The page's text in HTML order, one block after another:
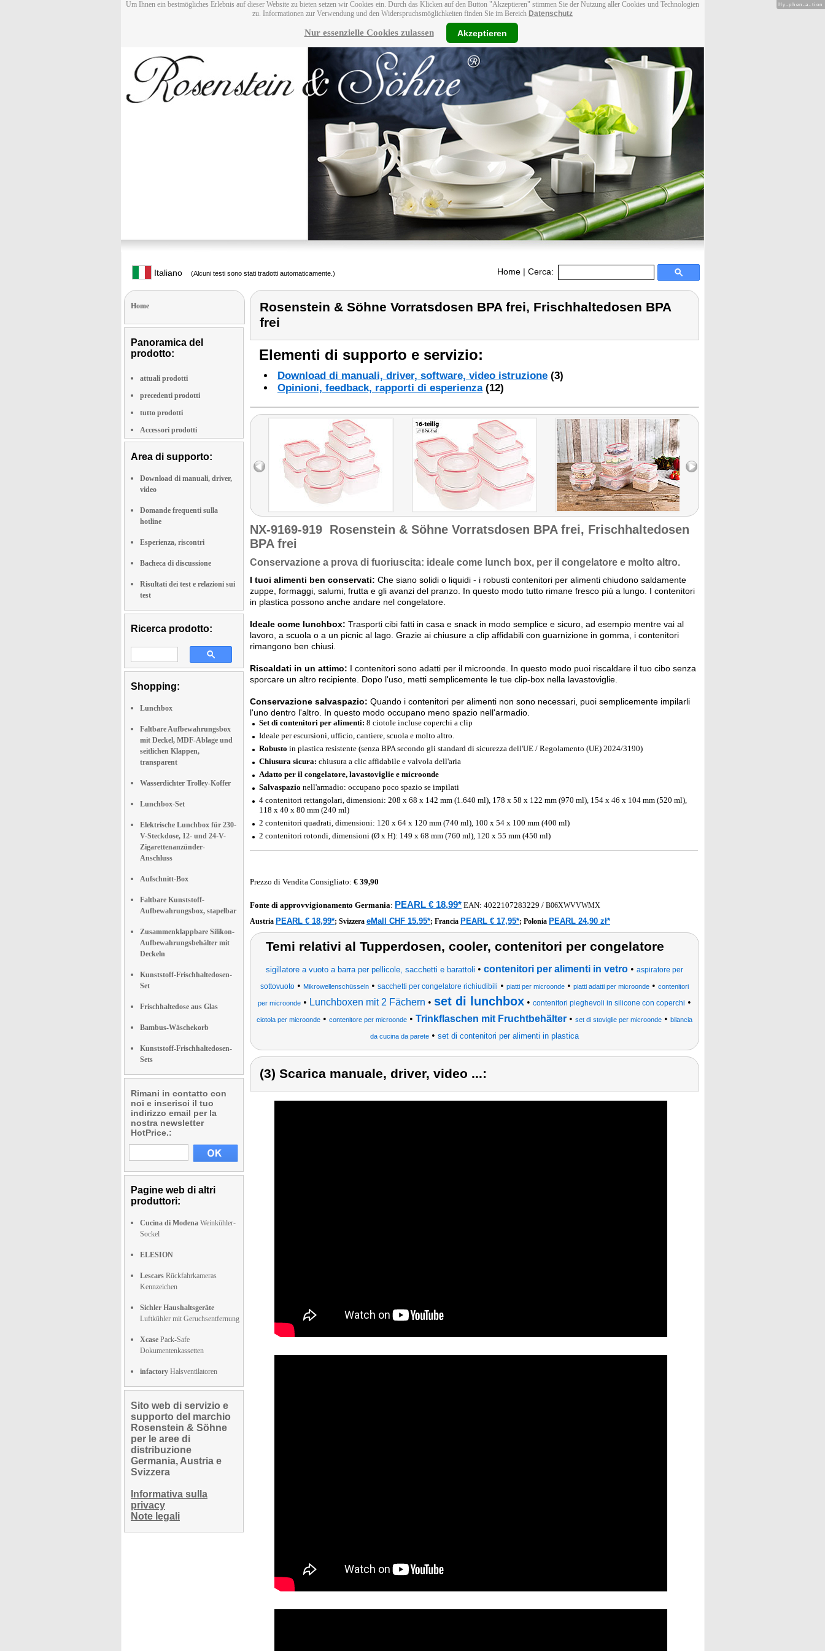
Um Ihnen ein bestmögliches Erlebnis auf dieser Website zu bieten setzen wir Cookies ein. Durch das Klicken auf den Button "Akzeptieren" stimmen Sie der Nutzung aller Cookies und Technologien
zu. Informationen zur Verwendung und den Widerspruchsmöglichkeiten finden Sie im Bereich Datenschutz
Nur essenzielle Cookies zulassen Akzeptieren
Italiano (Alcuni testi sono stati tradotti automaticamente.) Home | Cerca:
Home
Panoramica del
prodotto:
attuali prodotti
precedenti prodotti
tutto prodotti
Accessori prodotti
Area di supporto:
Download di manuali, driver,
video
Domande frequenti sulla
hotline
Esperienza, riscontri
Bacheca di discussione
Risultati dei test e relazioni sui
test
Ricerca prodotto:
Shopping:
Lunchbox
Faltbare Aufbewahrungsbox
mit Deckel, MDF-Ablage und
seitlichen Klappen,
transparent
Wasserdichter Trolley-Koffer
Lunchbox-Set
Elektrische Lunchbox für 230-
V-Steckdose, 12- und 24-V-
Zigarettenanzünder-
Anschluss
Aufschnitt-Box
Faltbare Kunststoff-
Aufbewahrungsbox, stapelbar
Zusammenklappbare Silikon-
Aufbewahrungsbehälter mit
Deckeln
Kunststoff-Frischhaltedosen-
Set
Frischhaltedose aus Glas
Bambus-Wäschekorb
Kunststoff-Frischhaltedosen-
Sets
Rimani in contatto con
noi e inserisci il tuo
indirizzo email per la
nostra newsletter
HotPrice.:
Pagine web di altri
produttori:
Cucina di Modena Weinkühler-
Sockel
ELESION
Lescars Rückfahrkameras
Kennzeichen
Sichler Haushaltsgeräte
Luftkühler mit Geruchsentfernung
Xcase Pack-Safe
Dokumentenkassetten
infactory Halsventilatoren
Sito web di servizio e
supporto del marchio
Rosenstein & Söhne
per le aree di
distribuzione
Germania, Austria e
Svizzera
Informativa sulla
privacy
Note legali
Rosenstein & Söhne Vorratsdosen BPA frei, Frischhaltedosen BPA
frei
Elementi di supporto e servizio:
Download di manuali, driver, software, video istruzione (3)
Opinioni, feedback, rapporti di esperienza(12)
NX-9169-919 Rosenstein & Söhne Vorratsdosen BPA frei, Frischhaltedosen
BPA frei
Conservazione a prova di fuoriuscita: ideale come lunch box, per il congelatore e molto altro.
I tuoi alimenti ben conservati: Che siano solidi o liquidi - i robusti contenitori per alimenti chiudono saldamente
zuppe, formaggi, salumi, frutta e gli avanzi del pranzo. In questo modo tutto rimane fresco più a lungo. I contenitori
in plastica possono anche andare nel congelatore.
Ideale come lunchbox: Trasporti cibi fatti in casa e snack in modo semplice e sicuro, ad esempio mentre vai al
lavoro, a scuola o a un picnic al lago. Grazie ai chiusure a clip affidabili con guarnizione in gomma, i contenitori
rimangono ben chiusi.
Riscaldati in un attimo: I contenitori sono adatti per il microonde. In questo modo puoi riscaldare il tuo cibo senza
sporcare un altro recipiente. Dopo l'uso, metti semplicemente le tue clip-box nella lavastoviglie.
Conservazione salvaspazio: Quando i contenitori per alimenti non sono necessari, puoi semplicemente impilarli
l'uno dentro l'altro. In questo modo occupano meno spazio nell'armadio.
Set di contenitori per alimenti: 8 ciotole incluse coperchi a clip
Ideale per escursioni, ufficio, cantiere, scuola e molto altro.
Robusto in plastica resistente (senza BPA secondo gli standard di sicurezza dell'UE / Regolamento (UE) 2024/3190)
Chiusura sicura: chiusura a clic affidabile e valvola dell'aria
Adatto per il congelatore, lavastoviglie e microonde
Salvaspazio nell'armadio: occupano poco spazio se impilati
4 contenitori rettangolari, dimensioni: 208 x 68 x 142 mm (1.640 ml), 178 x 58 x 122 mm (970 ml), 154 x 46 x 104 mm (520 ml),
118 x 40 x 80 mm (240 ml)
2 contenitori quadrati, dimensioni: 120 x 64 x 120 mm (740 ml), 100 x 54 x 100 mm (400 ml)
2 contenitori rotondi, dimensioni (Ø x H): 149 x 68 mm (760 ml), 120 x 55 mm (450 ml)
Prezzo di Vendita Consigliato: € 39,90
Fonte di approvvigionamento Germania: PEARL € 18,99* EAN: 4022107283229 / B06XWVVWMX
Austria PEARL € 18,99*; Svizzera eMall CHF 15.95*; Francia PEARL € 17,95*; Polonia PEARL 24,90 zł*
Temi relativi al Tupperdosen, cooler, contenitori per congelatore
sigillatore a vuoto a barra per pellicole, sacchetti e barattoli • contenitori per alimenti in vetro • aspiratore per
sottovuoto • Mikrowellenschüsseln • sacchetti per congelatore richiudibili • piatti per microonde • piatti adatti per microonde • contenitori
per microonde • Lunchboxen mit 2 Fächern • set di lunchbox • contenitori pieghevoli in silicone con coperchi •
ciotola per microonde • contenitore per microonde • Trinkflaschen mit Fruchtbehälter • set di stoviglie per microonde • bilancia
da cucina da parete • set di contenitori per alimenti in plastica
(3) Scarica manuale, driver, video ...:
Hy-phen-a-tion